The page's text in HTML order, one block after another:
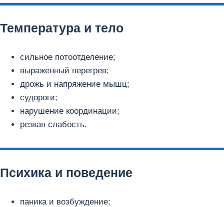
Температура и тело
сильное потоотделение;
выраженный перегрев;
дрожь и напряжение мышц;
судороги;
нарушение координации;
резкая слабость.
Психика и поведение
паника и возбуждение;